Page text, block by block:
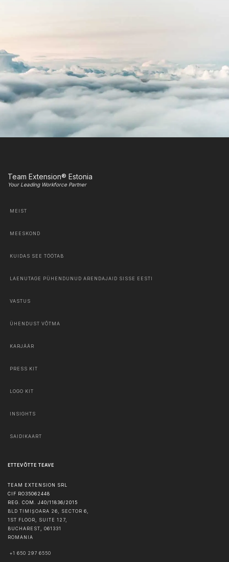
Team Extension® Estonia
Your Leading Workforce Partner
MEIST
MEESKOND
KUIDAS SEE TÖÖTAB
LAENUTAGE PÜHENDUNUD ARENDAJAID SISSE EESTI
VASTUS
ÜHENDUST VÕTMA
KARJÄÄR
PRESS KIT
LOGO KIT
INSIGHTS
SAIDIKAART
ETTEVÕTTE TEAVE
TEAM EXTENSION SRL
CIF RO35062448
REG. COM. J40/11836/2015
BLD TIMIȘOARA 26, SECTOR 6,
1ST FLOOR, SUITE 127,
BUCHAREST, 061331
ROMANIA
+1 650 297 6550